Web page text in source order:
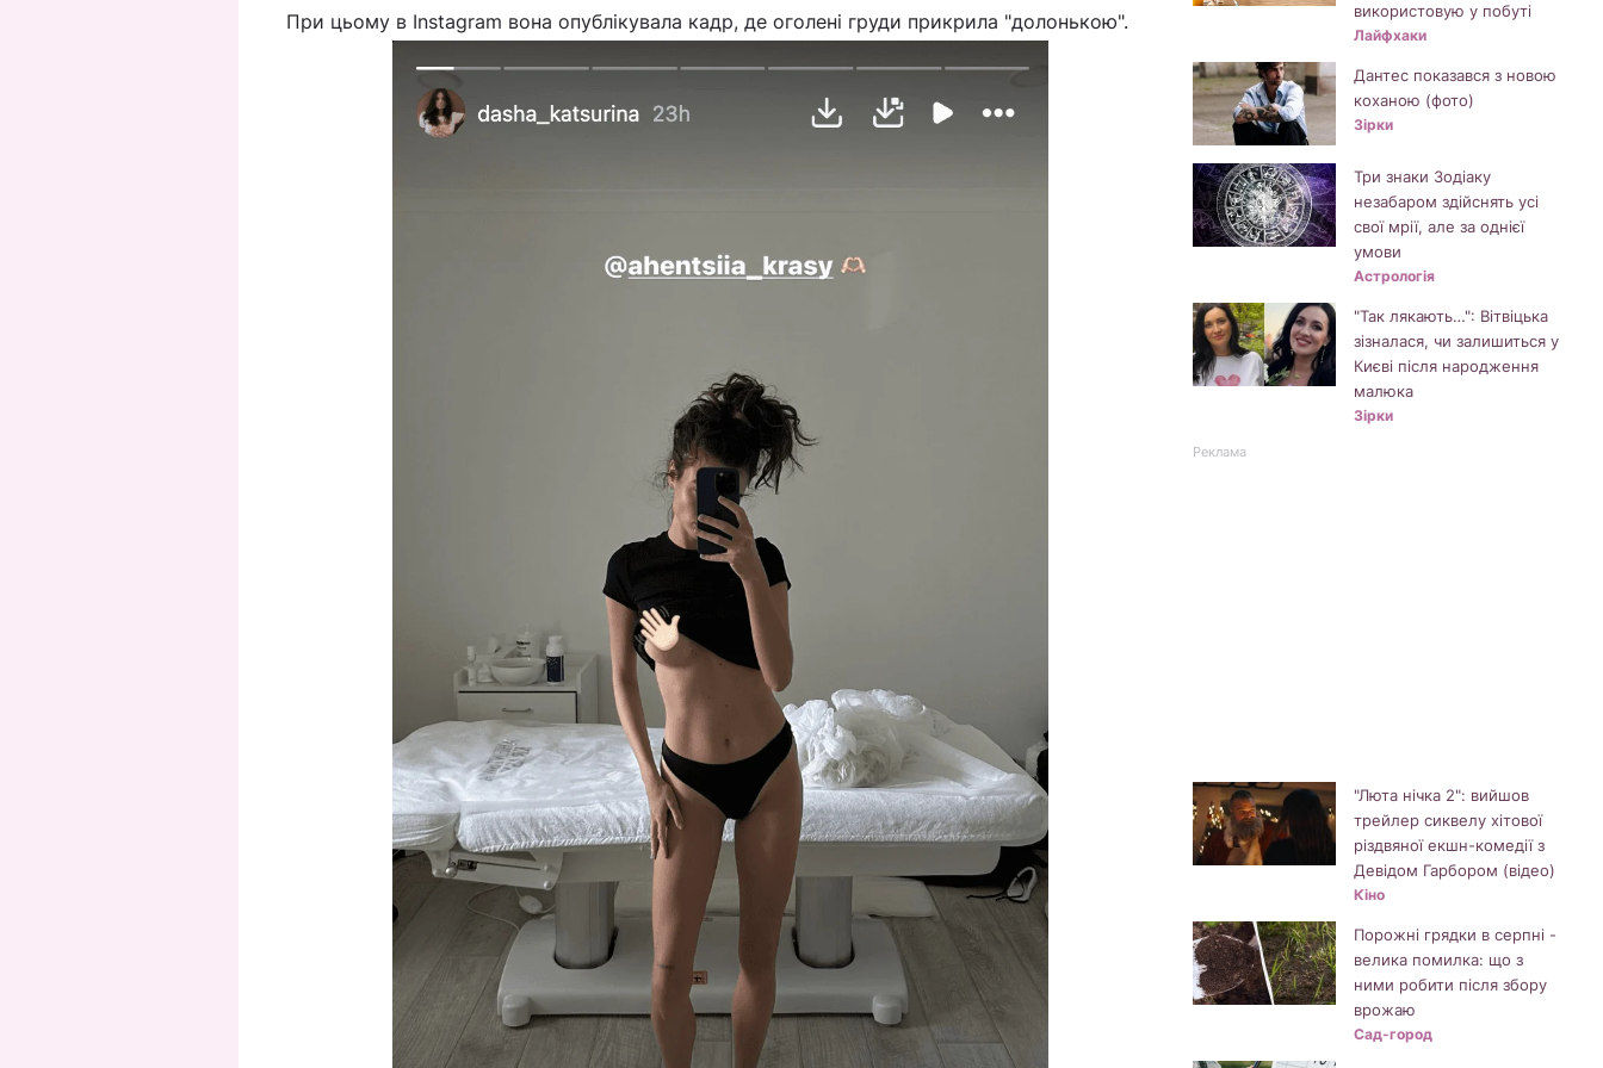
При цьому в Instagram вона опублікувала кадр, де оголені груди прикрила "долонькою".
використовую у побуті
Лайфхаки
Дантес показався з новою
коханою (фото)
Зірки
Три знаки Зодіаку
незабаром здійснять усі
свої мрії, але за однієї
умови
Астрологія
"Так лякають…": Вітвіцька
зізналася, чи залишиться у
Києві після народження
малюка
Зірки
Реклама
"Люта нічка 2": вийшов
трейлер сиквелу хітової
різдвяної екшн-комедії з
Девідом Гарбором (відео)
Кіно
Порожні грядки в серпні -
велика помилка: що з
ними робити після збору
врожаю
Сад-город